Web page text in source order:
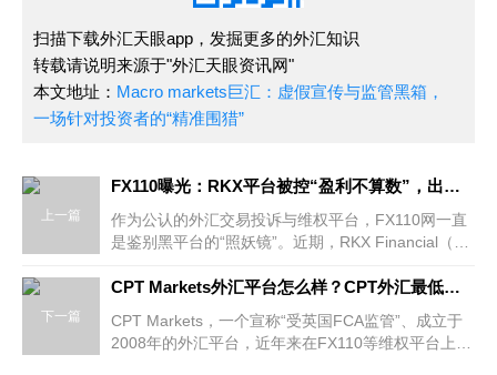
扫描下载外汇天眼app，发掘更多的外汇知识
转载请说明来源于"外汇天眼资讯网"
本文地址： Macro markets巨汇：虚假宣传与监管黑箱，
一场针对投资者的“精准围猎”
上一篇
FX110曝光：RKX平台被控“盈利不算数”，出金秒变“拉锯战”
作为公认的外汇交易投诉与维权平台，FX110网一直
是鉴别黑平台的“照妖镜”。近期，RKX Financial（简
遭遇“盈利被取消
下一篇
CPT Markets外汇平台怎么样？CPT外汇最低入金是多少？
CPT Markets，一个宣称“受英国FCA监管”、成立于
2008年的外汇平台，近年来在FX110等维权平台上遭